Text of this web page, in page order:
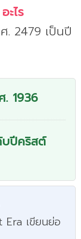
ไร
. 2479 เป็นปี
1936
ปีคริสต์
เขียนย่อ